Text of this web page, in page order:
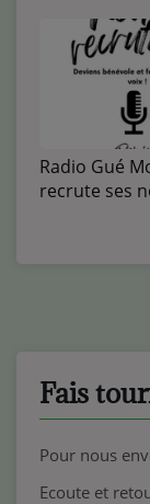
Radio Gué
recrute ses
Fais
Pour nous
Ecoute et